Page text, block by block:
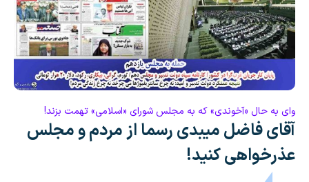
وای به حال «آخوندی» که به مجلس شورای «اسلامی» تهمت بزند!
آقای فاضل میبدی رسما از مردم و مجلس
عذرخواهی کنید!